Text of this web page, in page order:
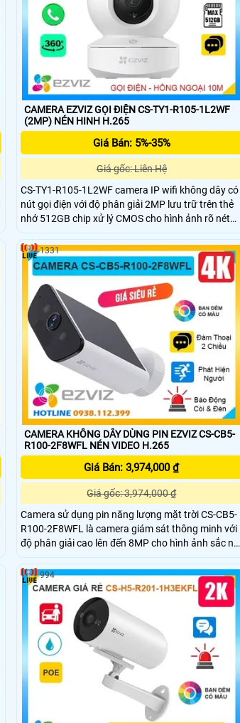
CAMERA EZVIZ GỌI ĐIỆN CS-TY1-R105-1L2WF
(2MP) NÉN HINH H.265
Giá Bán: 5%-35%
Giá gốc: Liên Hệ
CS-TY1-R105-1L2WF camera IP wifi không dây có
nút gọi điện với độ phân giải 2MP lưu trữ trên thẻ
nhớ 512GB chip xử lý CMOS cho hình ảnh rõ nét
hồng ngoại tầm nhìn xa 10m hỗ trợ chức năng tự
động theo dõi người xâm nhập Phát hiện hình
dạng con người thông minh tích hợp mic và loa dễ
dàng đàm thoại được 2 chiều giá rẻ phù hợp lắp
đặt trong nhà.
CAMERA KHÔNG DÂY DÙNG PIN EZVIZ CS-CB5-
R100-2F8WFL NÉN VIDEO H.265
Giá Bán: 3,974,000 ₫
Giá gốc: 3,974,000 ₫
Camera sử dụng pin năng lượng mặt trời CS-CB5-
R100-2F8WFL là camera giám sát thông minh với
độ phân giải cao lên đến 8MP cho hình ảnh sắc
và chi tiết Tích hợp công nghệ AI camera có khả
năng phát hiện dáng người và phương tiện báo
động khi phát hiện xâm nhập Thiết kế bền bỉ
nước IP65 phù hợp lắp đặt trong mọi điều kiện
1331
994